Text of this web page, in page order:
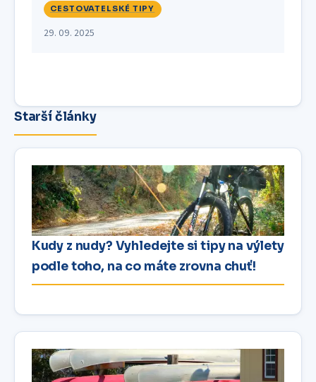
CESTOVATELSKÉ TIPY
29. 09. 2025
Starší články
Kudy z nudy? Vyhledejte si tipy na výlety
podle toho, na co máte zrovna chuť!